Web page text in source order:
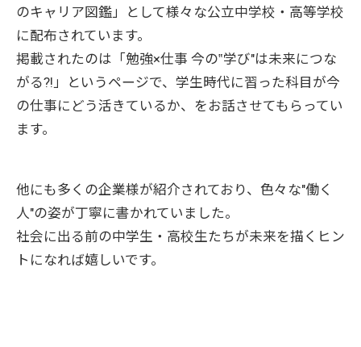
のキャリア図鑑」として様々な公立中学校・高等学校
に配布されています。
掲載されたのは「勉強×仕事 今の‟学び"は未来につな
がる?!」というページで、学生時代に習った科目が今
の仕事にどう活きているか、をお話させてもらってい
ます。
他にも多くの企業様が紹介されており、色々な"働く
人"の姿が丁寧に書かれていました。
社会に出る前の中学生・高校生たちが未来を描くヒン
トになれば嬉しいです。